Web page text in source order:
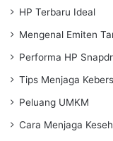
HP Terbaru Ideal
Mengenal Emiten
Performa HP
Tips Menjaga
Peluang UMKM
Cara Menjaga